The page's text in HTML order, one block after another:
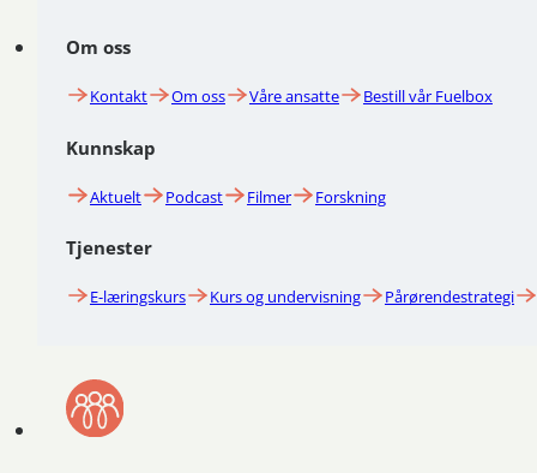
Om oss
Kontakt Om oss Våre ansatte Bestill vår Fuelbox
Kunnskap
Aktuelt Podcast Filmer Forskning
Tjenester
E-læringskurs Kurs og undervisning Pårørendestrategi